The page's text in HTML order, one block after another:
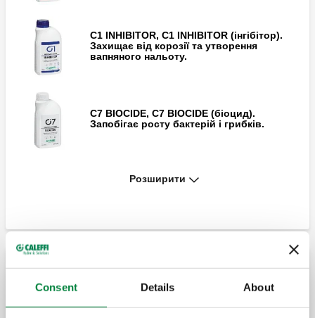
Consent Details About
C1 INHIBITOR, C1 INHIBITOR (інгібітор).
Захищає від корозії та утворення
вапняного нальоту.
C7 BIOCIDE, C7 BIOCIDE (біоцид).
Запобігає росту бактерій і грибків.
C4 LEAK SEALER, C4 LEAK SEALER
Розширити
Компактні групи для обробки води